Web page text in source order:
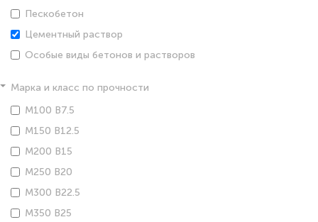
Пескобетон
Цементный раствор
Особые виды бетонов и растворов
Марка и класс по прочности
М100 В7.5
М150 В12.5
М200 В15
М250 В20
М300 В22.5
М350 В25